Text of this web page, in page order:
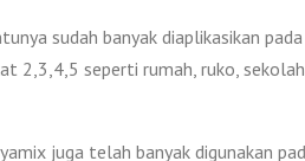
sudah banyak diaplikasikan
2,3,4,5 seperti rumah, ruko,
juga telah banyak digunakan